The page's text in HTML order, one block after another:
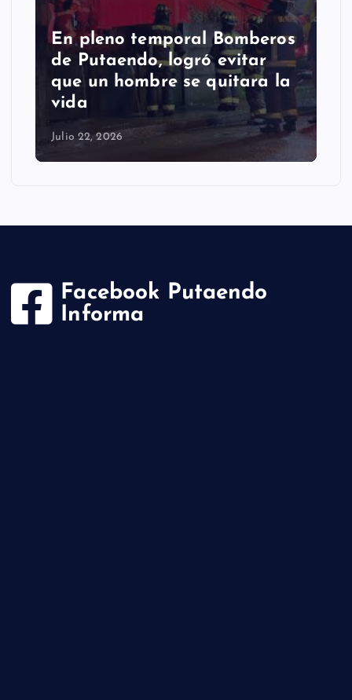
En pleno temporal Bomberos
de Putaendo, logró evitar
que un hombre se quitara la
vida
Julio 22, 2026
Facebook Putaendo
Informa